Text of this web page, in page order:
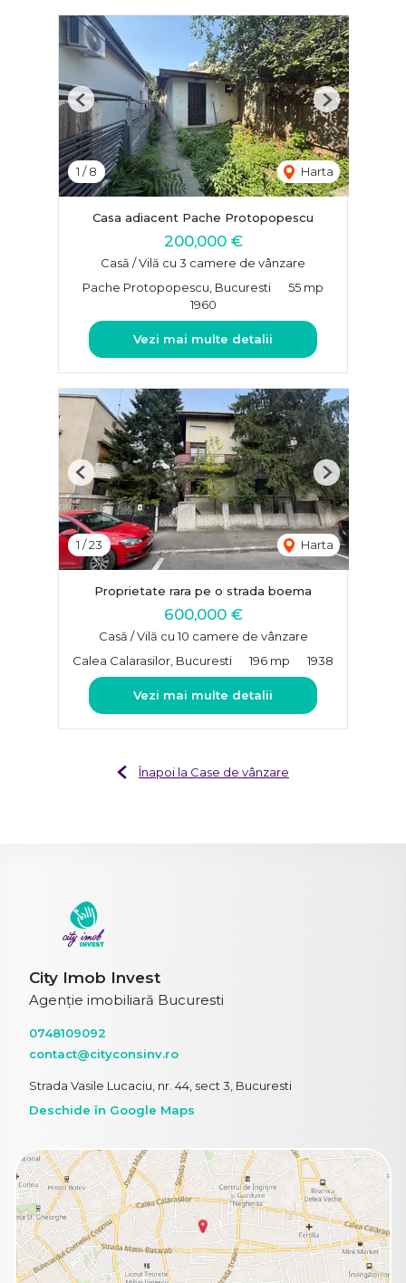
1 /8 Harta
Previous Next
Casa adiacent Pache Protopopescu
200,000 €
Casă / Vilă cu 3 camere de vânzare
Pache Protopopescu, Bucuresti
55 mp
1960
Vezi mai multe detalii
1 /23 Harta
Previous Next
Proprietate rara pe o strada boema
600,000 €
Casă / Vilă cu 10 camere de vânzare
Calea Calarasilor, Bucuresti
196 mp 1938
Vezi mai multe detalii
Înapoi la Case de vânzare
City Imob Invest
Agenție imobiliară Bucuresti
0748109092
contact@cityconsinv.ro
Strada Vasile Lucaciu, nr. 44, sect 3, Bucuresti
Deschide în Google Maps